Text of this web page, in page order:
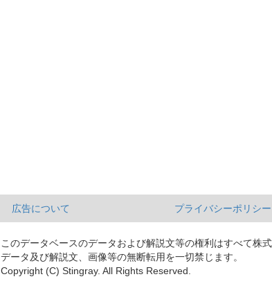
広告について プライバシーポリシー
このデータベースのデータおよび解説文等の権利はすべて株
データ及び解説文、画像等の無断転用を一切禁じます。
Copyright (C) Stingray. All Rights Reserved.